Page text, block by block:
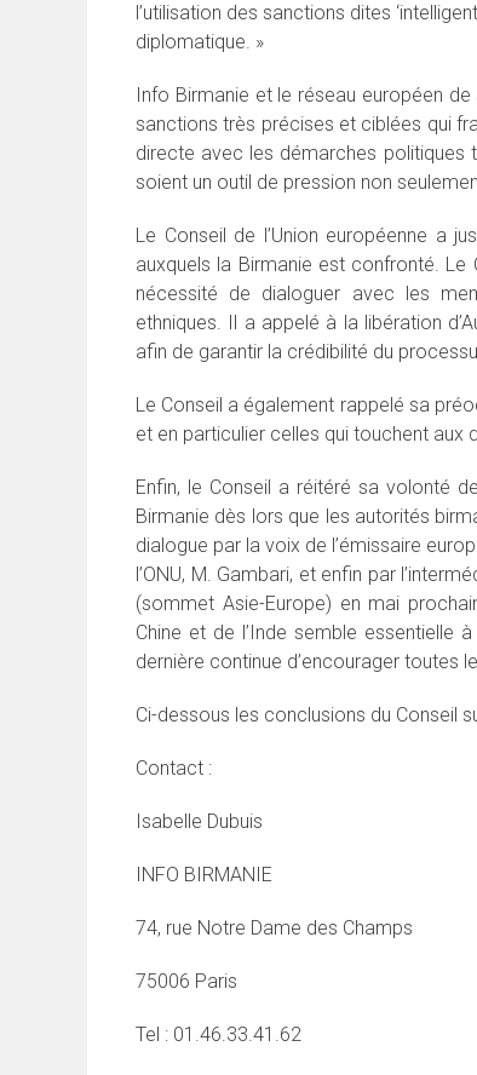
l’utilisation des sanctions dites
diplomatique. »
Info Birmanie et le réseau européen
sanctions très précises et ciblées qui
directe avec les démarches politiques
soient un outil de pression non
Le Conseil de l’Union européenne a
auxquels la Birmanie est confronté.
nécessité de dialoguer avec les
ethniques. Il a appelé à la libération
afin de garantir la crédibilité du
Le Conseil a également rappelé sa
et en particulier celles qui touchent aux
Enfin, le Conseil a réitéré sa volonté
Birmanie dès lors que les autorités
dialogue par la voix de l’émissaire
l’ONU, M. Gambari, et enfin par
(sommet Asie-Europe) en mai
Chine et de l’Inde semble essentielle
dernière continue d’encourager toutes
Ci-dessous les conclusions du Conseil
Contact :
Isabelle Dubuis
INFO BIRMANIE
74, rue Notre Dame des Champs
75006 Paris
Tel : 01.46.33.41.62